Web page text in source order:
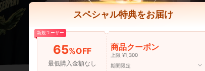
スペシャル特典をお届け
新規ユーザー
65%OFF
最低購入金額なし
商品クーポン
上限 ¥1,300
期間限定